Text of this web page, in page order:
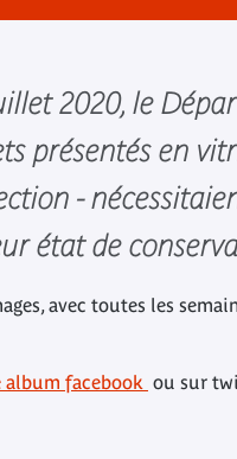
2020, le
présentés en
-
état de
avec toutes les
album facebook ou sur